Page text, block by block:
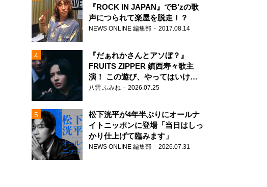
『ROCK IN JAPAN』でB’zの歌
声につられて楽屋を脱走！？
NEWS ONLINE 編集部 2017.08.14
『だぁれかさんとアソぼ？』
FRUITS ZIPPER 鎮西寿々歌主
演！ この遊び、やってはいけま
せん。
八雲 ふみね 2026.07.25
松下洸平が4年半ぶりにオールナ
イトニッポンに登場「当日はしっ
かり仕上げて臨みます」
NEWS ONLINE 編集部 2026.07.31